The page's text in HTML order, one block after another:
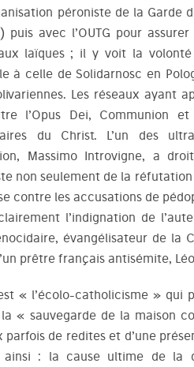
péroniste de la Garde
puis avec l’OUTG pour
laïques ; il y voit la
à celle de Solidarnosc en
Les réseaux ayant
l’Opus Dei, Communion
du Christ. L’un des
Massimo Introvigne, a
non seulement de la
contre les accusations de
l’indignation de
évangélisateur de la
prêtre français antisémite,
« l’écolo-catholicisme » qui
« sauvegarde de la maison
de redites et d’une
: la cause ultime de la